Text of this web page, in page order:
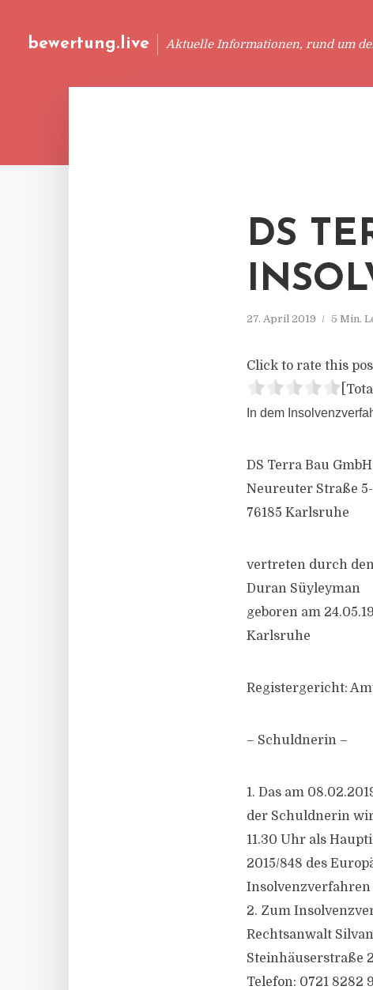
bewertung.live Aktuelle Informationen, rund um
DS
27. April 2019 5 Min.
Click to rate this
In dem
DS Terra Bau GmbH
Neureuter Straße
76185 Karlsruhe
vertreten durch
Duran Süyleyman
geboren am
Karlsruhe
Registergericht:
– Schuldnerin –
1. Das am
der Schuldnerin
11.30 Uhr als
2015/848 des
Insolvenzverfahren
2. Zum
Rechtsanwalt
Steinhäuserstraße
Telefon: 0721 8282